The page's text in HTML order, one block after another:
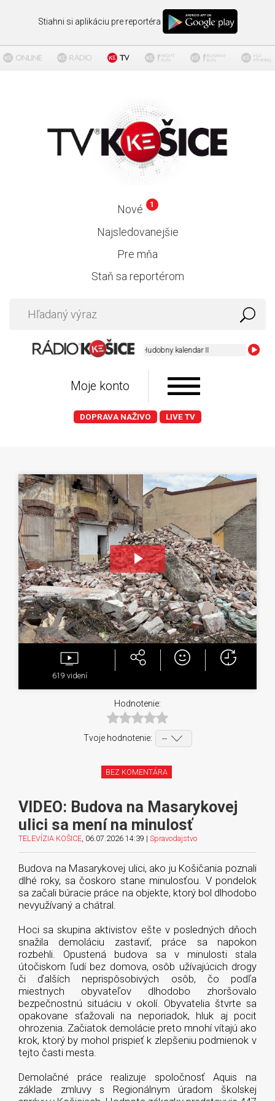
Stiahni si aplikáciu pre reportéra
Nové 1
Najsledovanejšie
Pre mňa
Staň sa reportérom
Hudobny kalendar II
Moje konto
DOPRAVA NAŽIVO LIVE TV
Play
Video
619videní
Hodnotenie:
Tvoje hodnotenie:
BEZ KOMENTÁRA
VIDEO: Budova na Masarykovej
ulici sa mení na minulosť
TELEVÍZIA KOŠICE, 06.07.2026 14:39 | Spravodajstvo
Budova na Masarykovej ulici, ako ju Košičania poznali
dlhé roky, sa čoskoro stane minulosťou. V pondelok
sa začali búracie práce na objekte, ktorý bol dlhodobo
nevyužívaný a chátral.
Hoci sa skupina aktivistov ešte v posledných dňoch
snažila demoláciu zastaviť, práce sa napokon
rozbehli. Opustená budova sa v minulosti stala
útočiskom ľudí bez domova, osôb užívajúcich drogy
či ďalších neprispôsobivých osôb, čo podľa
miestnych obyvateľov dlhodobo zhoršovalo
bezpečnostnú situáciu v okolí. Obyvatelia štvrte sa
opakovane sťažovali na neporiadok, hluk aj pocit
ohrozenia. Začiatok demolácie preto mnohí vítajú ako
krok, ktorý by mohol prispieť k zlepšeniu podmienok v
tejto časti mesta.
Demolačné práce realizuje spoločnosť Aquis na
základe zmluvy s Regionálnym úradom školskej